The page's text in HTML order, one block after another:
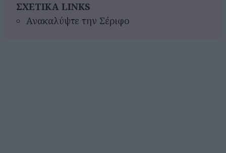
ΣΧΕΤΙΚΑ LINKS
Ανακαλύψτε την Σέριφο